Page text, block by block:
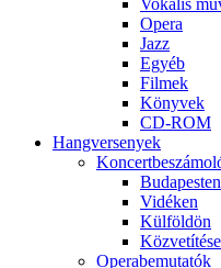
Vokális
Opera
Jazz
Egyéb
Filmek
Könyvek
CD-ROM
Hangversenyek
Budapesten
Vidéken
Külföldön
Operabemutatók